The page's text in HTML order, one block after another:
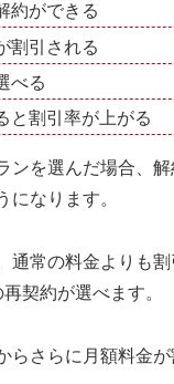
約ができる
割引される
べる
と割引率が上がる
ンを選んだ場合、
になります。
通常の料金よりも
契約が選べます。
らさらに月額料金